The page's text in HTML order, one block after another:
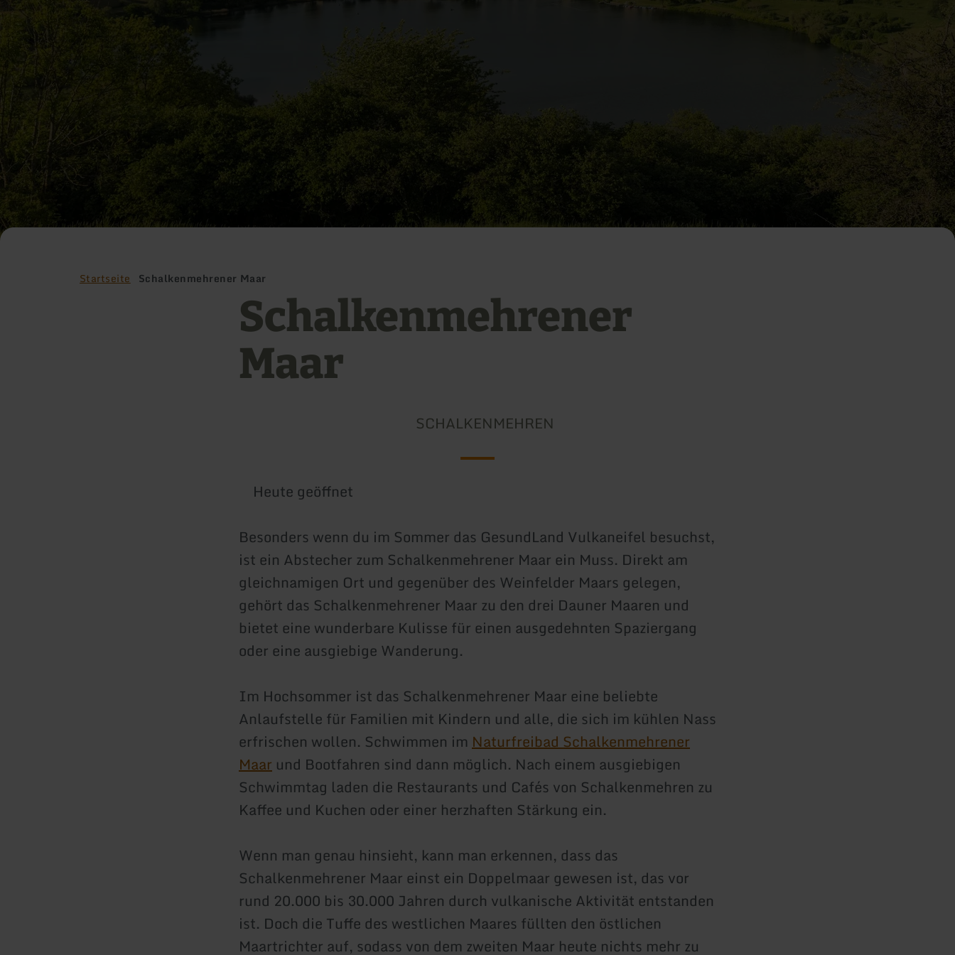
Startseite Schalkenmehrener Maar
Schalkenmehrener
Maar
SCHALKENMEHREN
Heute geöffnet
Besonders wenn du im Sommer das GesundLand Vulkaneifel besuchst,
ist ein Abstecher zum Schalkenmehrener Maar ein Muss. Direkt am
gleichnamigen Ort und gegenüber des Weinfelder Maars gelegen,
gehört das Schalkenmehrener Maar zu den drei Dauner Maaren und
bietet eine wunderbare Kulisse für einen ausgedehnten Spaziergang
oder eine ausgiebige Wanderung.
Im Hochsommer ist das Schalkenmehrener Maar eine beliebte
Anlaufstelle für Familien mit Kindern und alle, die sich im kühlen Nass
erfrischen wollen. Schwimmen im Naturfreibad Schalkenmehrener
Maar und Bootfahren sind dann möglich. Nach einem ausgiebigen
Schwimmtag laden die Restaurants und Cafés von Schalkenmehren zu
Kaffee und Kuchen oder einer herzhaften Stärkung ein.
Wenn man genau hinsieht, kann man erkennen, dass das
Schalkenmehrener Maar einst ein Doppelmaar gewesen ist, das vor
rund 20.000 bis 30.000 Jahren durch vulkanische Aktivität entstanden
ist. Doch die Tuffe des westlichen Maares füllten den östlichen
Maartrichter auf, sodass von dem zweiten Maar heute nichts mehr zu